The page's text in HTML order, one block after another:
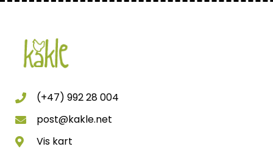
(+47) 992 28 004
post@kakle.net
Vis kart